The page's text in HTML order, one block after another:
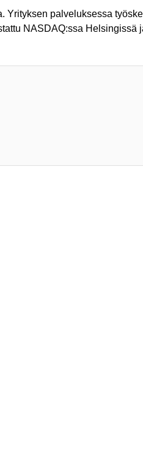
Yrityksen palveluksessa
NASDAQ:ssa Helsingissä